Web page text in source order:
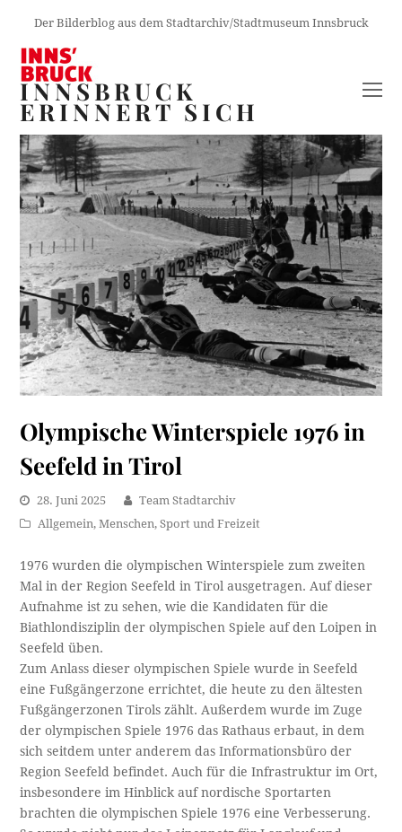
Der Bilderblog aus dem Stadtarchiv/Stadtmuseum Innsbruck
INNSBRUCK
ERINNERT SICH
Olympische Winterspiele 1976 in
Seefeld in Tirol
28. Juni 2025
Team Stadtarchiv
Allgemein,Menschen,Sport und Freizeit
1976 wurden die olympischen Winterspiele zum zweiten
Mal in der Region Seefeld in Tirol ausgetragen. Auf dieser
Aufnahme ist zu sehen, wie die Kandidaten für die
Biathlondisziplin der olympischen Spiele auf den Loipen in
Seefeld üben.
Zum Anlass dieser olympischen Spiele wurde in Seefeld
eine Fußgängerzone errichtet, die heute zu den ältesten
Fußgängerzonen Tirols zählt. Außerdem wurde im Zuge
der olympischen Spiele 1976 das Rathaus erbaut, in dem
sich seitdem unter anderem das Informationsbüro der
Region Seefeld befindet. Auch für die Infrastruktur im Ort,
insbesondere im Hinblick auf nordische Sportarten
brachten die olympischen Spiele 1976 eine Verbesserung.